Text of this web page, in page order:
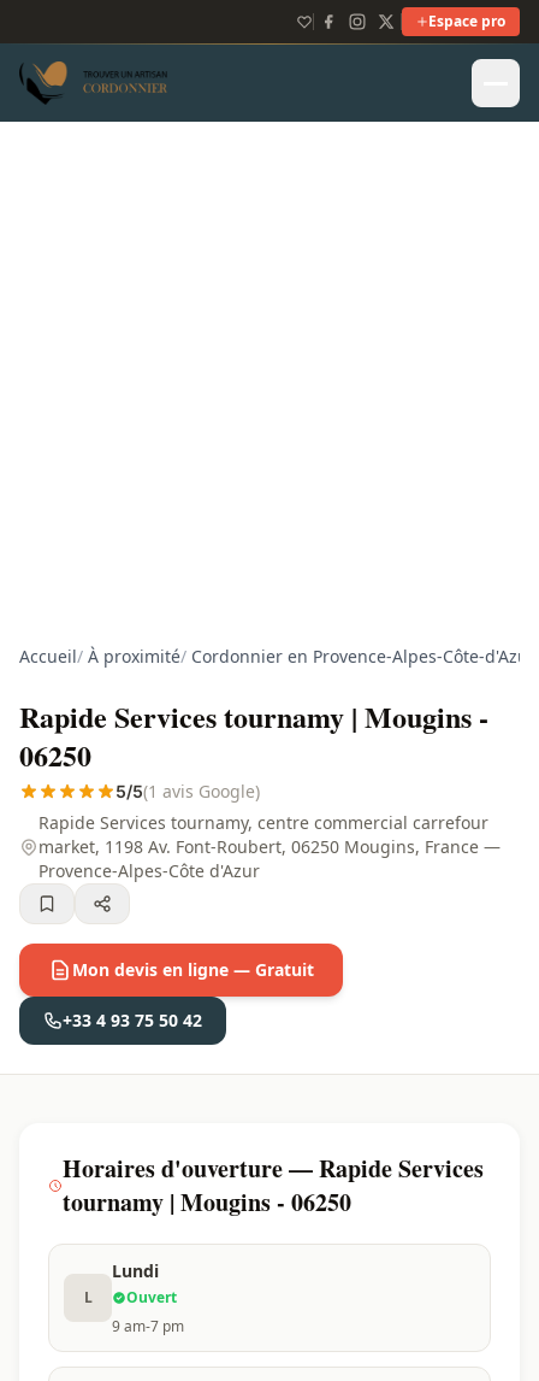
Espace pro
Accueil/ À proximité/ Cordonnier en Provence-Alpes-Côte-d'Azur
Rapide Services tournamy | Mougins -
06250
5/5(1 avis Google)
Rapide Services tournamy, centre commercial carrefour
market, 1198 Av. Font-Roubert, 06250 Mougins, France —
Provence-Alpes-Côte d'Azur
Mon devis en ligne — Gratuit
+33 4 93 75 50 42
Horaires d'ouverture — Rapide Services
tournamy | Mougins - 06250
L
Lundi
Ouvert
9 am-7 pm